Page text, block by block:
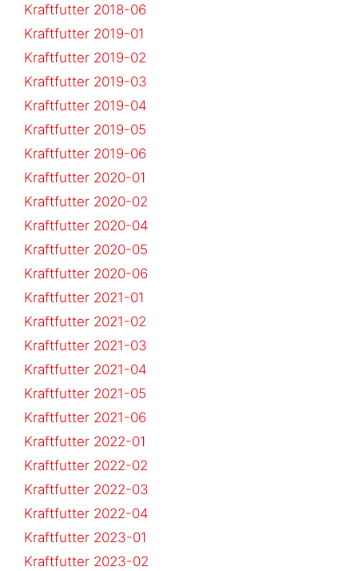
Kraftfutter 2018-06
Kraftfutter 2019-01
Kraftfutter 2019-02
Kraftfutter 2019-03
Kraftfutter 2019-04
Kraftfutter 2019-05
Kraftfutter 2019-06
Kraftfutter 2020-01
Kraftfutter 2020-02
Kraftfutter 2020-04
Kraftfutter 2020-05
Kraftfutter 2020-06
Kraftfutter 2021-01
Kraftfutter 2021-02
Kraftfutter 2021-03
Kraftfutter 2021-04
Kraftfutter 2021-05
Kraftfutter 2021-06
Kraftfutter 2022-01
Kraftfutter 2022-02
Kraftfutter 2022-03
Kraftfutter 2022-04
Kraftfutter 2023-01
Kraftfutter 2023-02